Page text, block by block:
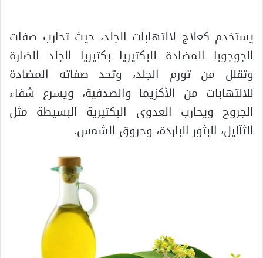
يستخدم كعلاج لالتهابات الجلد، حيث تحارب صفات
الجوجوبا المضادة للبكتيريا بكتيريا الجلد الضارة
وتقلل من تورم الجلد، وتحد صفاته المضادة
للالتهابات من الأكزيما والصدفية، ويسرع شفاء
الجروح ويحارب العدوى البكتيرية البسيطة مثل
الثآليل، البثور الباردة، وحروق الشمس.